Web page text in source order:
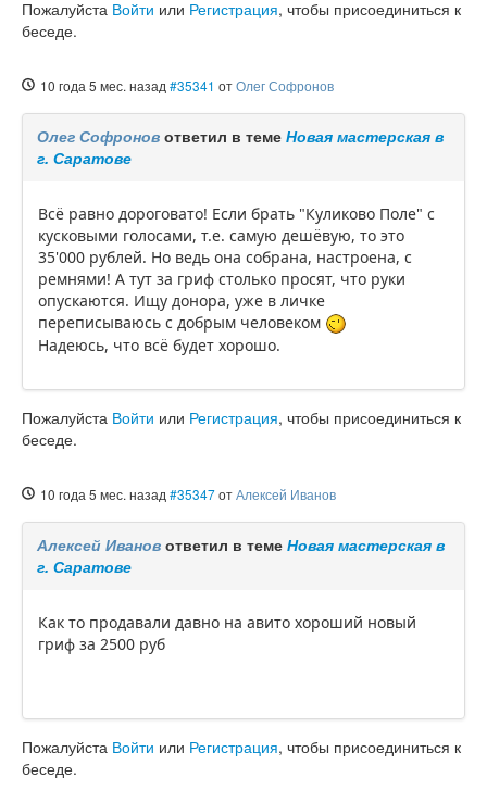
Пожалуйста Войти или Регистрация, чтобы присоединиться к
беседе.
10 года 5 мес. назад #35341 отОлег Софронов
Олег Софронов ответил в теме Новая мастерская в
г. Саратове
Всё равно дороговато! Если брать "Куликово Поле" с
кусковыми голосами, т.е. самую дешёвую, то это
35'000 рублей. Но ведь она собрана, настроена, с
ремнями! А тут за гриф столько просят, что руки
опускаются. Ищу донора, уже в личке
переписываюсь с добрым человеком
Надеюсь, что всё будет хорошо.
Пожалуйста Войти или Регистрация, чтобы присоединиться к
беседе.
10 года 5 мес. назад #35347отАлексей Иванов
Алексей Иванов ответил в теме Новая мастерская в
г. Саратове
Как то продавали давно на авито хороший новый
гриф за 2500 руб
Пожалуйста Войти или Регистрация, чтобы присоединиться к
беседе.